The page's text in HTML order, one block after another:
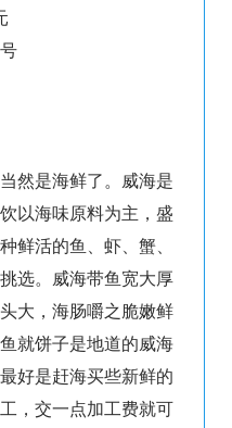
是海鲜了。威海是
以海味原料为主，盛
鲜活的鱼、虾、蟹、
选。威海带鱼宽大厚
大，海肠嚼之脆嫩鲜
就饼子是地道的威海
好是赶海买些新鲜的
，交一点加工费就可